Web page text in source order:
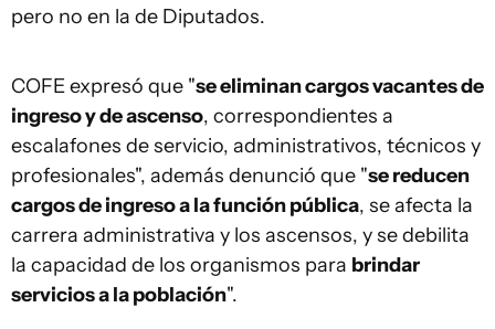
pero no en la de Diputados.
COFE expresó que "se eliminan cargos vacantes de
ingreso y de ascenso, correspondientes a
escalafones de servicio, administrativos, técnicos y
profesionales", además denunció que "se reducen
cargos de ingreso a la función pública, se afecta la
carrera administrativa y los ascensos, y se debilita
la capacidad de los organismos para brindar
servicios a la población".